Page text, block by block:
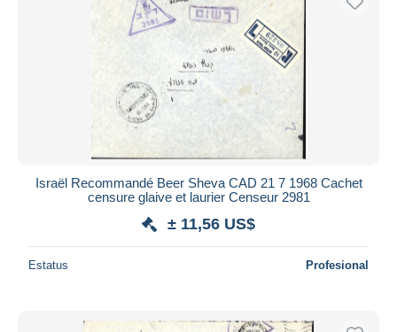
Israël Recommandé Beer Sheva CAD 21 7 1968 Cachet
censure glaive et laurier Censeur 2981
± 11,56 US$
Estatus Profesional